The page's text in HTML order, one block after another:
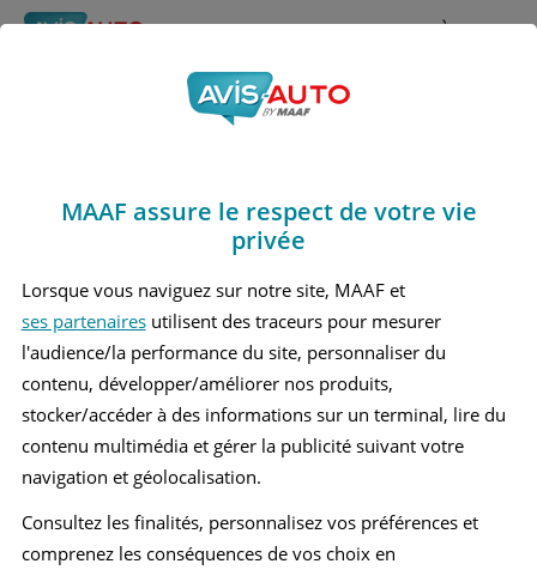
Rechercher À propos
Obtenir un devis d'assurance auto MAAF
Avis Bmw
BMW 214
BMW 220
BMW 25
BMW 416
BMW 420
BMW 45
MAAF assure le respect de votre vie
privée
Lorsque vous naviguez sur notre site, MAAF et
ses partenairesutilisent des traceurs pour mesurer
l'audience/la performance du site, personnaliser du
contenu, développer/améliorer nos produits,
stocker/accéder à des informations sur un terminal, lire du
contenu multimédia et gérer la publicité suivant votre
navigation et géolocalisation.
Consultez les finalités, personnalisez vos préférences et
comprenez les conséquences de vos choix en